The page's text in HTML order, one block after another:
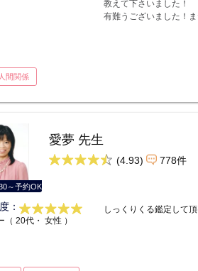
教えて下さいました！
有難うございました！
人間関係
～予約OK
愛夢 先生
(4.93) 778件
：
（ 20代・ 女性 ）
しっくりくる鑑定して頂